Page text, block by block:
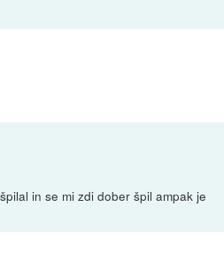
in se mi zdi dober špil ampak je